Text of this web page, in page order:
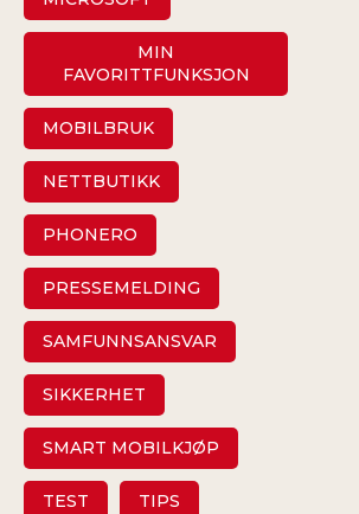
MIN
FAVORITTFUNKSJON
MOBILBRUK
NETTBUTIKK
PHONERO
PRESSEMELDING
SAMFUNNSANSVAR
SIKKERHET
SMART MOBILKJØP
TEST TIPS